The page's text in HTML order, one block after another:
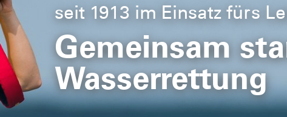
seit 1913 im Einsatz fürs
Gemeinsam
Wasserrettung
im